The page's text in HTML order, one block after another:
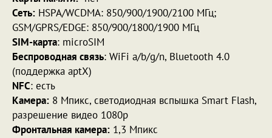
Сеть: HSPA/WCDMA: 850/900/1900/2100 МГц;
GSM/GPRS/EDGE: 850/900/1800/1900 МГц
SIM-карта: microSIM
Беспроводная связь: WiFi a/b/g/n, Bluetooth 4.0
(поддержка aptX)
NFC: есть
Камера: 8 Мпикс, светодиодная вспышка Smart Flash,
разрешение видео 1080p
Фронтальная камера: 1,3 Мпикс